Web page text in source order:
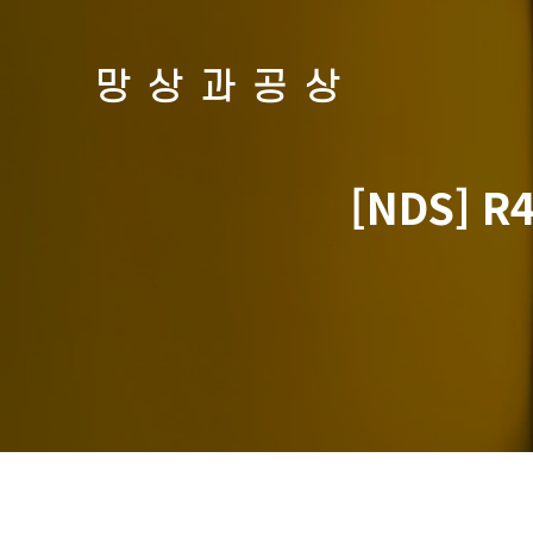
망상과공상
[NDS]